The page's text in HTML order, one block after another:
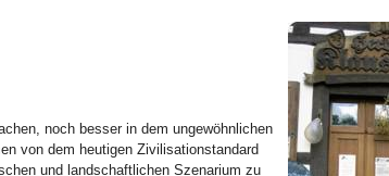
noch besser in dem ungewöhnlichen
von dem heutigen Zivilisationstandard
und landschaftlichen Szenarium zu